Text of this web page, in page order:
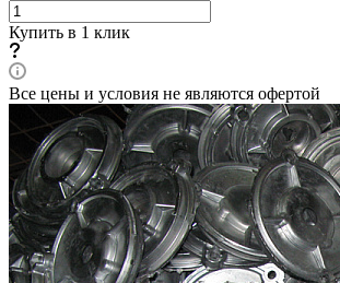
Купить в 1 клик
Все цены и условия не являются офертой